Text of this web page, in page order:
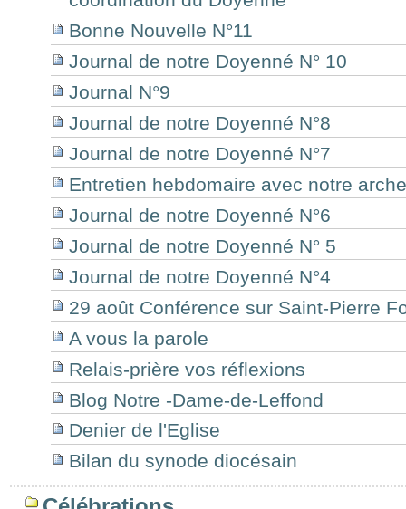
Bonne Nouvelle N°11
Journal de notre Doyenné N° 10
Journal N°9
Journal de notre Doyenné N°8
Journal de notre Doyenné N°7
Entretien hebdomaire avec notre
Journal de notre Doyenné N°6
Journal de notre Doyenné N° 5
Journal de notre Doyenné N°4
29 août Conférence sur Saint-Pierre
A vous la parole
Relais-prière vos réflexions
Blog Notre -Dame-de-Leffond
Denier de l'Eglise
Bilan du synode diocésain